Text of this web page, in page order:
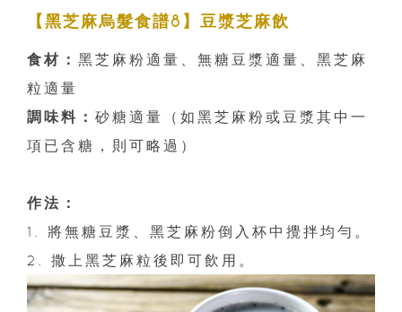
【黑芝麻烏髮食譜8】豆漿芝麻飲
食材： 黑芝麻粉適量、無糖豆漿適量、黑芝麻
粒適量
調味料： 砂糖適量（如黑芝麻粉或豆漿其中一
項已含糖，則可略過）
作法：
1. 將無糖豆漿、黑芝麻粉倒入杯中攪拌均勻。
2. 撒上黑芝麻粒後即可飲用。